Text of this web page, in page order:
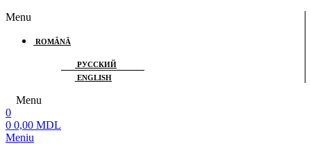
Menu
ROMÂNĂ
РУССКИЙ
ENGLISH
Menu
0
0 0,00 MDL
Meniu